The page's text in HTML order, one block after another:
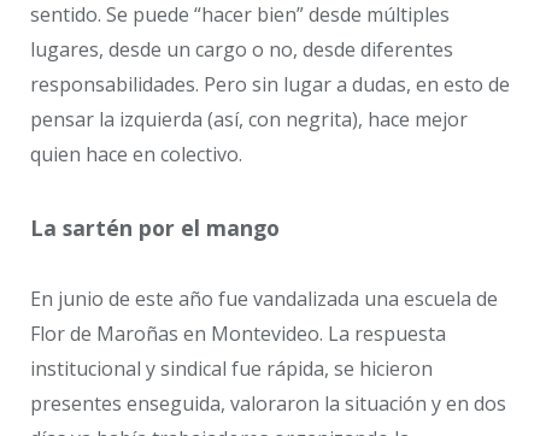
sentido. Se puede “hacer bien” desde múltiples
lugares, desde un cargo o no, desde diferentes
responsabilidades. Pero sin lugar a dudas, en esto de
pensar la izquierda (así, con negrita), hace mejor
quien hace en colectivo.
La sartén por el mango
En junio de este año fue vandalizada una escuela de
Flor de Maroñas en Montevideo. La respuesta
institucional y sindical fue rápida, se hicieron
presentes enseguida, valoraron la situación y en dos